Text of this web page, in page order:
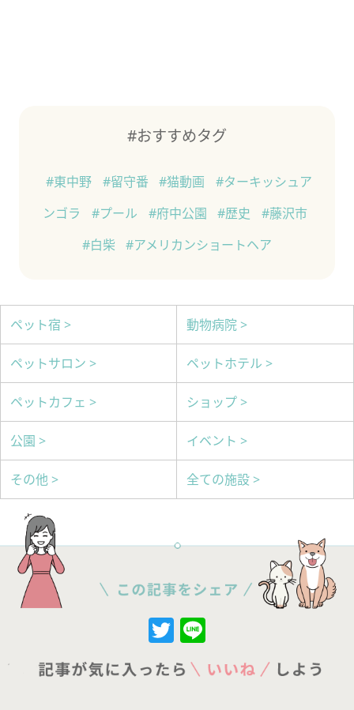
#おすすめタグ
#東中野 #留守番 #猫動画
#ターキッシュア
ンゴラ
#プール #府中公園 #歴史
#藤沢市
#白柴
#アメリカンショートヘア
ペット宿 > 動物病院 >
ペットサロン > ペットホテル >
ペットカフェ > ショップ >
公園 > イベント >
その他 > 全ての施設 >
Twitter